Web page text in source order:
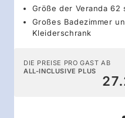
Größe der Veranda 62
Großes Badezimmer
Kleiderschrank
DIE PREISE PRO GAST AB
ALL-INCLUSIVE PLUS